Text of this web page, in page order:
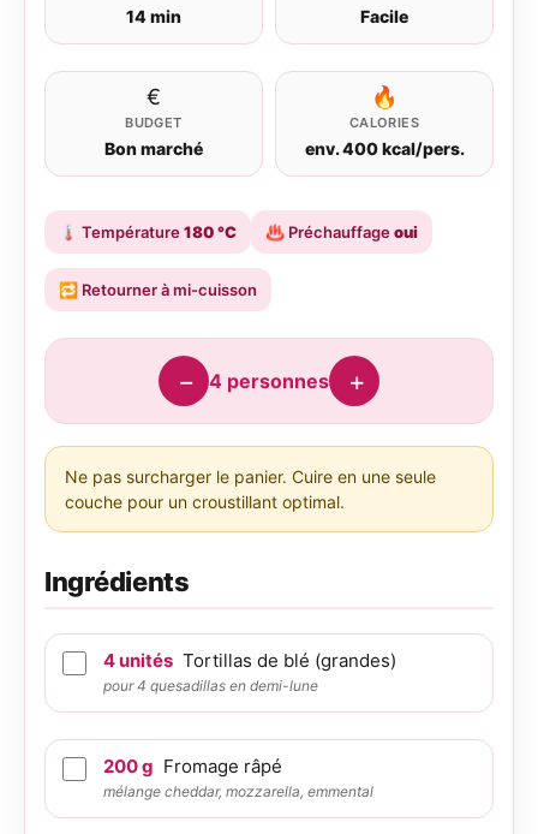
14 min Facile
€
BUDGET
Bon marché
🔥
CALORIES
env. 400 kcal/pers.
🌡️ Température180 °C ♨️ Préchauffageoui
🔁 Retourner à mi-cuisson
− 4 personnes +
Ne pas surcharger le panier. Cuire en une seule
couche pour un croustillant optimal.
Ingrédients
4unités Tortillas de blé (grandes)
pour 4 quesadillas en demi-lune
200g Fromage râpé
mélange cheddar, mozzarella, emmental